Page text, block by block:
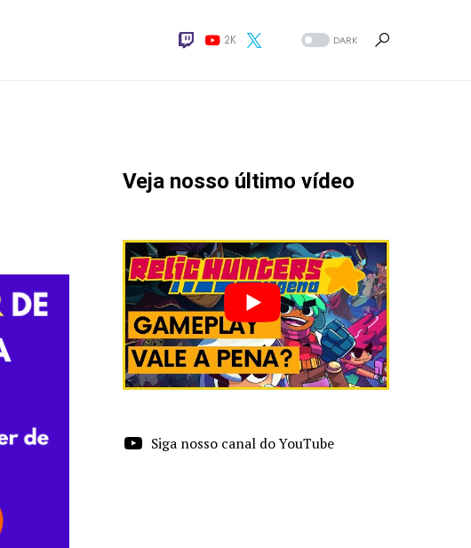
2K DARK
Veja nosso último vídeo
Siga nosso canal do YouTube